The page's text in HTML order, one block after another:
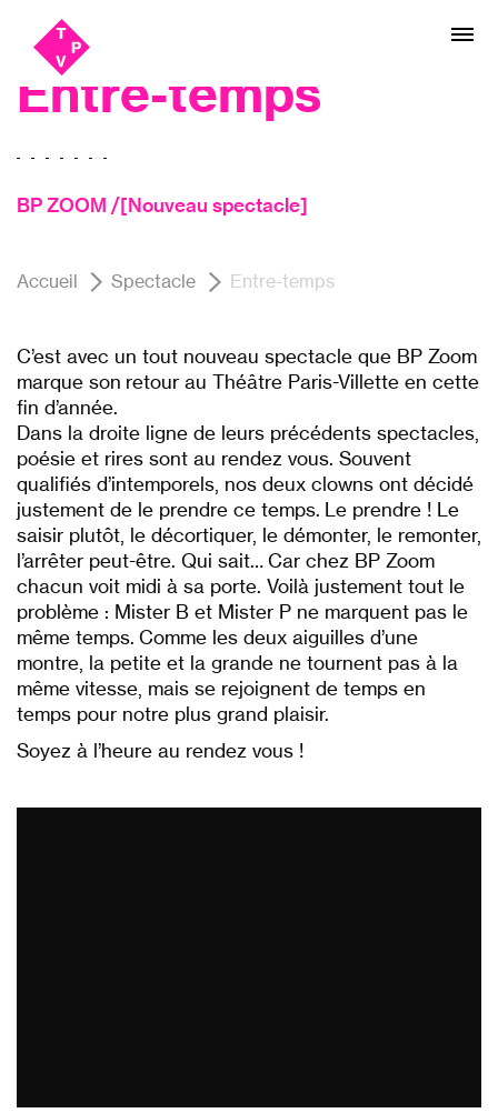
Aller
au
menu
Aller au
contenu
burlesque, clown
Entre-temps
BP ZOOM /[Nouveau spectacle]
Accueil Spectacle Entre-temps
C’est avec un tout nouveau spectacle que BP Zoom
marque son retour au Théâtre Paris-Villette en cette
fin d’année.
Dans la droite ligne de leurs précédents spectacles,
poésie et rires sont au rendez vous. Souvent
qualifiés d’intemporels, nos deux clowns ont décidé
justement de le prendre ce temps. Le prendre ! Le
saisir plutôt, le décortiquer, le démonter, le remonter,
l’arrêter peut-être. Qui sait… Car chez BP Zoom
chacun voit midi à sa porte. Voilà justement tout le
problème : Mister B et Mister P ne marquent pas le
même temps. Comme les deux aiguilles d’une
montre, la petite et la grande ne tournent pas à la
même vitesse, mais se rejoignent de temps en
temps pour notre plus grand plaisir.
Soyez à l’heure au rendez vous !